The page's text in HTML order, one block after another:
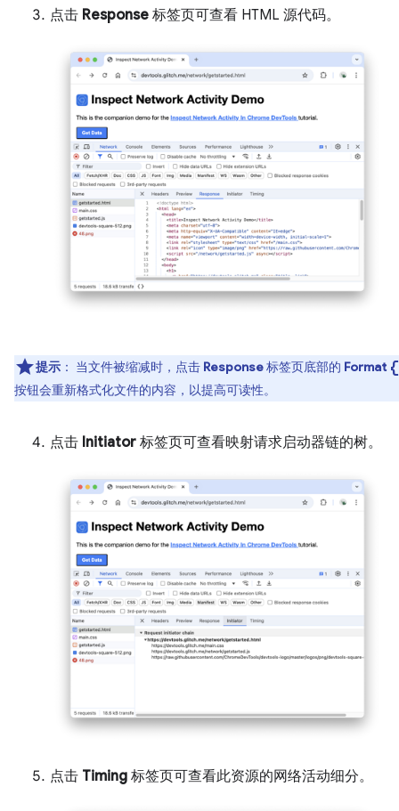
点击 Response 标签页可查看 HTML 源代码。
提示 ： 当文件被缩减时，点击 Response标签页底部的 Format
按钮会重新格式化文件的内容，以提高可读性。
点击 Initiator 标签页可查看映射请求启动器链的树。
点击 Timing 标签页可查看此资源的网络活动细分。